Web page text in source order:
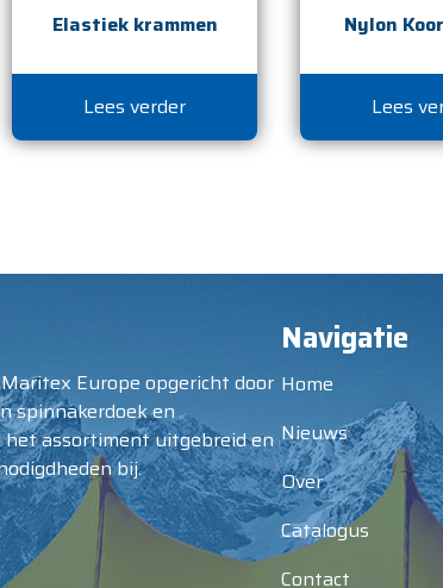
Elastiek krammen
Lees verder
Nylon
Lees
Europe opgericht door
spinnakerdoek en
het assortiment uitgebreid en
bij.
Navigatie
Home
Nieuws
Over
Catalogus
Contact